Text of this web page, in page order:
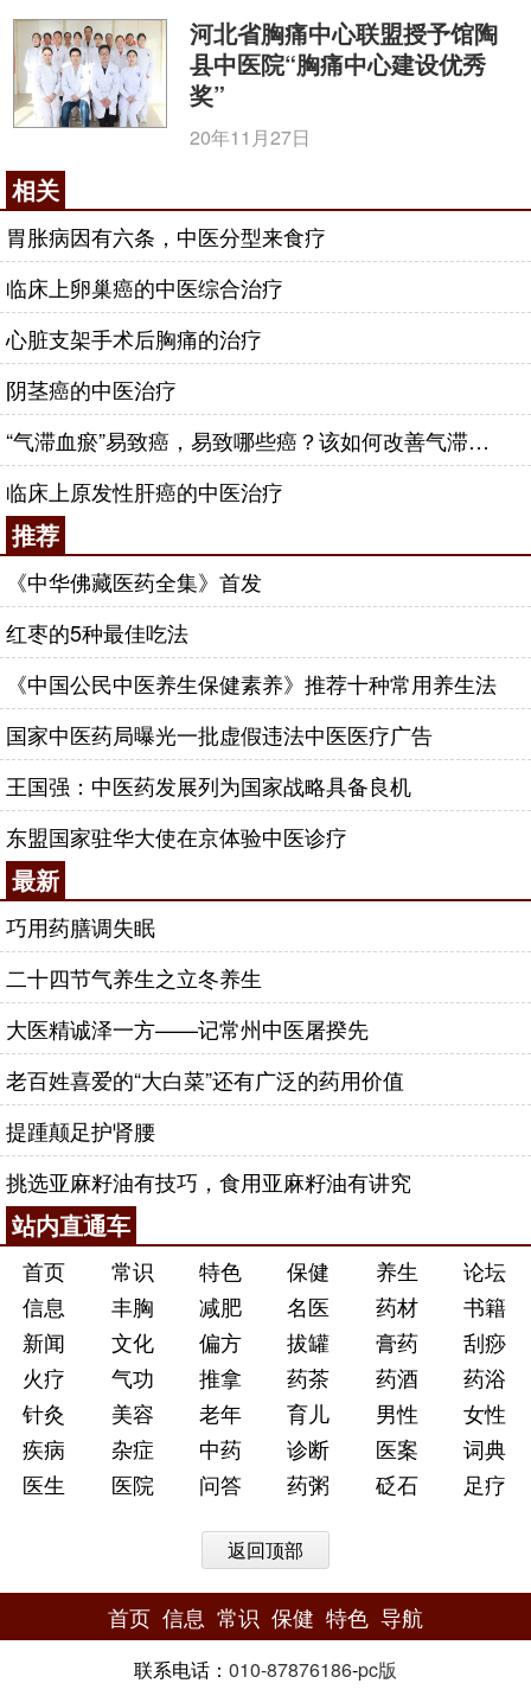
河北省胸痛中心联盟授予馆陶
县中医院“胸痛中心建设优秀
奖”
20年11月27日
相关
胃胀病因有六条，中医分型来食疗
临床上卵巢癌的中医综合治疗
心脏支架手术后胸痛的治疗
阴茎癌的中医治疗
“气滞血瘀”易致癌，易致哪些癌？该如何改善气滞血瘀体质？
临床上原发性肝癌的中医治疗
推荐
《中华佛藏医药全集》首发
红枣的5种最佳吃法
《中国公民中医养生保健素养》推荐十种常用养生法
国家中医药局曝光一批虚假违法中医医疗广告
王国强：中医药发展列为国家战略具备良机
东盟国家驻华大使在京体验中医诊疗
最新
巧用药膳调失眠
二十四节气养生之立冬养生
大医精诚泽一方——记常州中医屠揆先
老百姓喜爱的“大白菜”还有广泛的药用价值
提踵颠足护肾腰
挑选亚麻籽油有技巧，食用亚麻籽油有讲究
站内直通车
首页 常识 特色 保健 养生
论坛
信息
丰胸 减肥 名医 药材
书籍
新闻
文化 偏方 拔罐 膏药
刮痧
火疗
气功 推拿 药茶 药酒
药浴
针灸
美容 老年 育儿 男性
女性
疾病
杂症 中药 诊断 医案
词典
医生
医院 问答 药粥 砭石 足疗
返回顶部
首页 信息 常识 保健 特色 导航
联系电话： 010-87876186-pc版